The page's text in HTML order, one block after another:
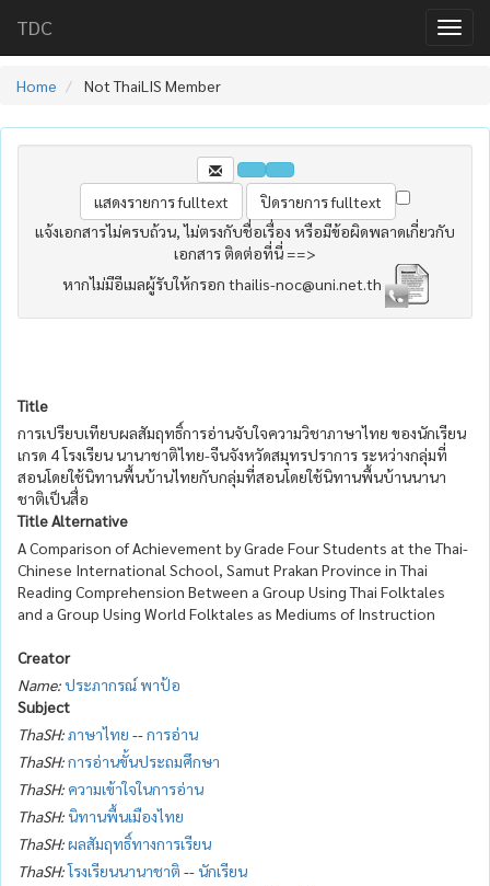
TDC
Home Not ThaiLIS Member
แจ้งเอกสารไม่ครบถ้วน, ไม่ตรงกับชื่อเรื่อง หรือมีข้อผิดพลาดเกี่ยวกับ
เอกสาร ติดต่อที่นี่ ==>
หากไม่มีอีเมลผู้รับให้กรอก thailis-noc@uni.net.th
Title
การเปรียบเทียบผลสัมฤทธิ์การอ่านจับใจความวิชาภาษาไทย ของนักเรียน
เกรด 4 โรงเรียน นานาชาติไทย-จีนจังหวัดสมุทรปราการ ระหว่างกลุ่มที่
สอนโดยใช้นิทานพื้นบ้านไทยกับกลุ่มที่สอนโดยใช้นิทานพื้นบ้านนานา
ชาติเป็นสื่อ
Title Alternative
A Comparison of Achievement by Grade Four Students at the Thai-
Chinese International School, Samut Prakan Province in Thai
Reading Comprehension Between a Group Using Thai Folktales
and a Group Using World Folktales as Mediums of Instruction
Creator
Name:ประภากรณ์ พาป้อ
Subject
ThaSH:ภาษาไทย --การอ่าน
ThaSH:การอ่านขั้นประถมศึกษา
ThaSH: ความเข้าใจในการอ่าน
ThaSH:นิทานพื้นเมืองไทย
ThaSH:ผลสัมฤทธิ์ทางการเรียน
ThaSH:โรงเรียนนานาชาติ --นักเรียน